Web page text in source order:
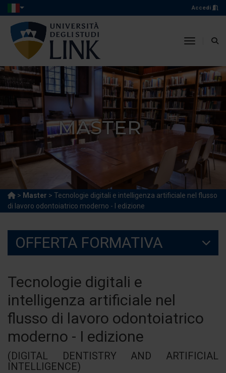
Accedi
toggle
MASTER
> Master > Tecnologie digitali e intelligenza artificiale nel flusso
di lavoro odontoiatrico moderno - I edizione
OFFERTA FORMATIVA
Tecnologie digitali e
intelligenza artificiale nel
flusso di lavoro odontoiatrico
moderno - I edizione
(DIGITAL DENTISTRY AND ARTIFICIAL
INTELLIGENCE)